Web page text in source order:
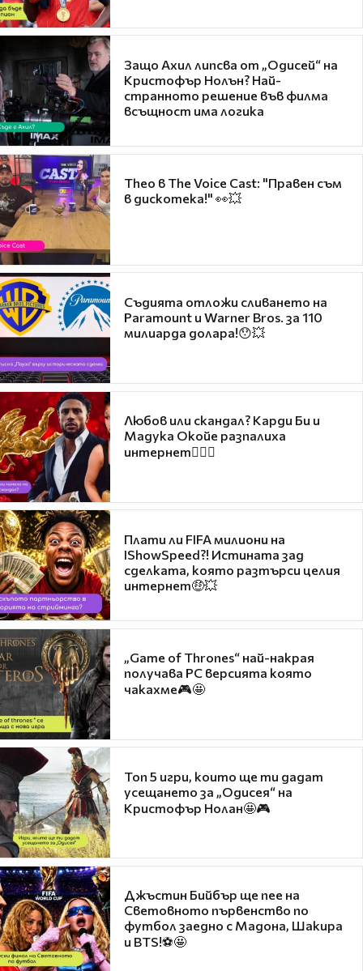
Защо Ахил липсва от „Одисей“ на
Кристофър Нолън? Най-
странното решение във филма
всъщност има логика
Theo в The Voice Cast: "Правен съм
в дискотека!" 👀💥
Съдията отложи сливането на
Paramount и Warner Bros. за 110
милиарда долара!😯💥
Любов или скандал? Карди Би и
Мадука Окойе разпалиха
интернет❤️‍🔥🔥
Плати ли FIFA милиони на
IShowSpeed?! Истината зад
сделката, която разтърси целия
интернет🤑💥
„Game of Thrones“ най-накрая
получава PC версията която
чакахме🎮🤩
Топ 5 игри, които ще ти дадат
усещането за „Одисея“ на
Кристофър Нолан🤩🎮
Джъстин Бийбър ще пее на
Световното първенство по
футбол заедно с Мадона, Шакира
и BTS!⚽🤩